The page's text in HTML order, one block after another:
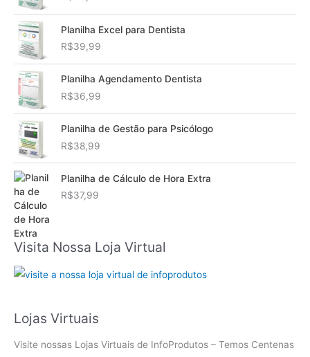
Planilha Excel para Dentista
R$39,99
Planilha Agendamento Dentista
R$36,99
Planilha de Gestão para Psicólogo
R$38,99
Planilha de Cálculo de Hora Extra
R$37,99
Visita Nossa Loja Virtual
Lojas Virtuais
Visite nossas Lojas Virtuais de InfoProdutos – Temos Centenas